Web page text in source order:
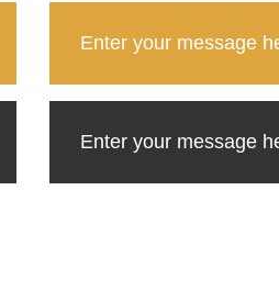
Enter your message
Enter your message